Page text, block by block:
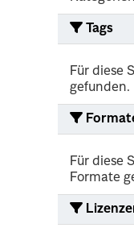
Tags
Für diese
gefunden.
Für diese
Formate